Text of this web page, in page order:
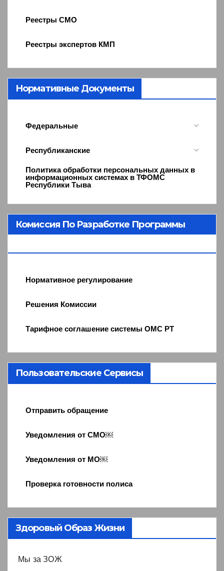
Реестры СМО
Реестры экспертов КМП
Нормативные Документы
Федеральные
Республиканские
Политика обработки персональных данных в
информационных системах в ТФОМС
Республики Тыва
Комиссия По Разработке Программы
Нормативное регулирование
Решения Комиссии
Тарифное соглашение системы ОМС РТ
Пользовательские Сервисы
Отправить обращение
Уведомления от СМО￼
Уведомления от МО￼
Проверка готовности полиса
Здоровый Образ Жизни
Мы за ЗОЖ